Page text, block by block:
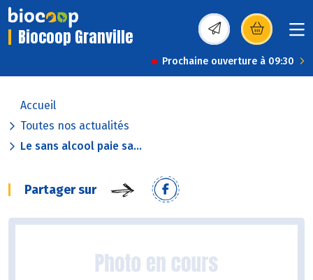
Biocoop Granville (s’ouvre dans une
Prochaine ouverture à 09:30
Accueil
Toutes nos actualités
Le sans alcool paie sa...
Partager sur